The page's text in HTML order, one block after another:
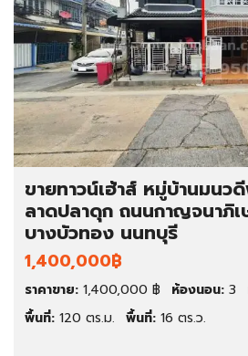
ขายทาวน์เฮ้าส์ หมู่บ้านมนว
ลาดปลาดุก ถนนกาญจนาภิเ
บางบัวทอง นนทบุรี
1,400,000฿
ราคาขาย: 1,400,000 ฿ ห้องนอน: 3
พื้นที่: 120 ตร.ม. พื้นที่: 16 ตร.ว.